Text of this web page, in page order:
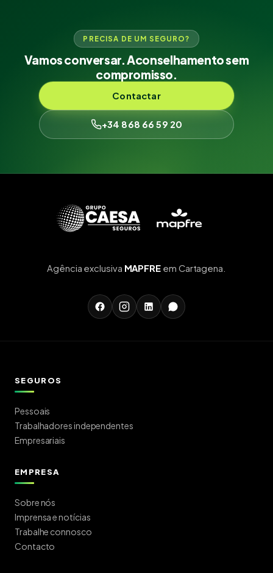
PRECISA DE UM SEGURO?
Vamos conversar. Aconselhamento sem
compromisso.
Contactar
+34 868 66 59 20
Agência exclusiva MAPFRE em Cartagena.
SEGUROS
Pessoais
Trabalhadores independentes
Empresariais
EMPRESA
Sobre nós
Imprensa e notícias
Trabalhe connosco
Contacto